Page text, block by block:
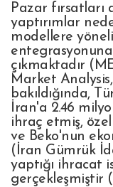
Pazar fırsatları
yaptırımlar
modellere
çıkmaktadır
Market
bakıldığında,
İran'a 2.46
ihraç etmiş,
ve Beko'nun
(İran Gümrük
yaptığı ihracat
gerçekleşmiştir